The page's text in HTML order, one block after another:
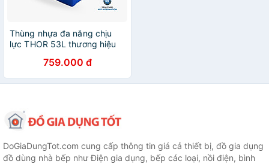
Thùng nhựa đa năng chịu
lực THOR 53L thương hiệu
phân phối bởi Cobi Home
759.000 đ
DoGiaDungTot.com cung cấp thông tin giá cả thiết bị, đồ gia dụng
đồ dùng nhà bếp như Điện gia dụng, bếp các loại, nồi điện, bình